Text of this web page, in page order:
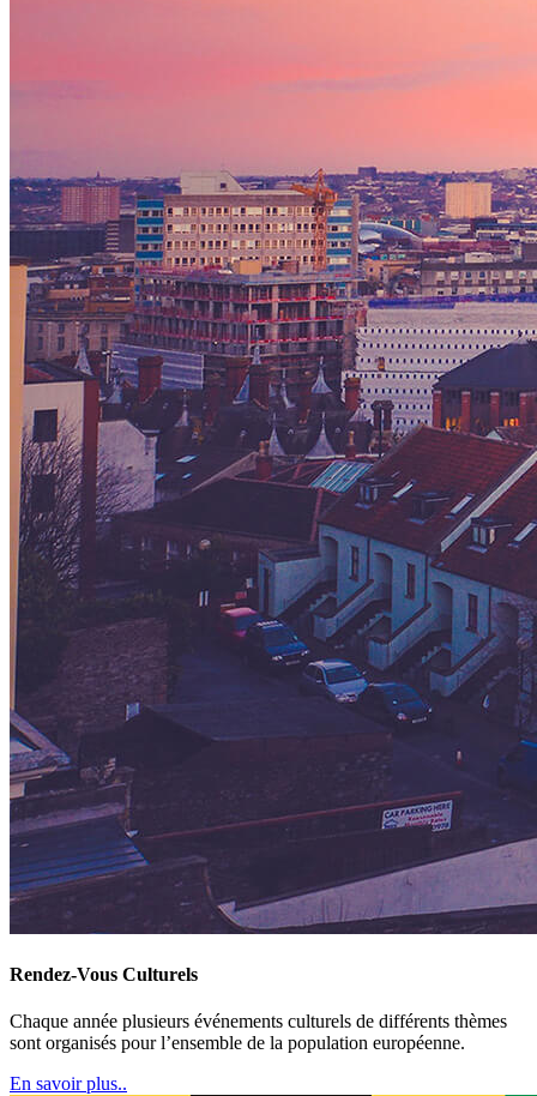
Rendez-Vous Culturels
Chaque année plusieurs événements culturels de différents thèmes
sont organisés pour l’ensemble de la population européenne.
En savoir plus..